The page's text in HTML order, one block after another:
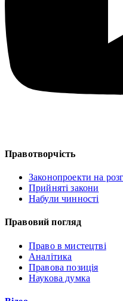
Правотворчість
Законопроекти на
Прийняті закони
Набули чинності
Правовий погляд
Право в мистецтві
Аналітика
Правова позиція
Наукова думка